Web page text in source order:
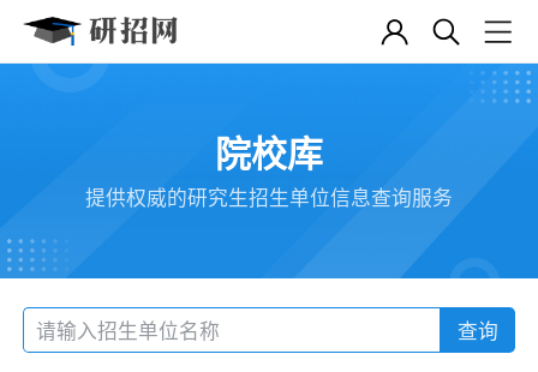
院校库
提供权威的研究生招生单位信息查询服务
查询